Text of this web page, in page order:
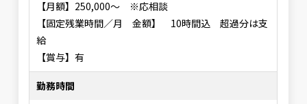
【月額】250,000～ ※応相談
【固定残業時間／月 金額】 10時間込 超過分は支
給
【賞与】有
勤務時間